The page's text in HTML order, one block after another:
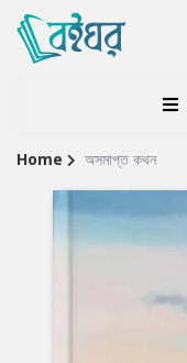
Site
Breadcrumb
Home অসমাপ্ত কথন